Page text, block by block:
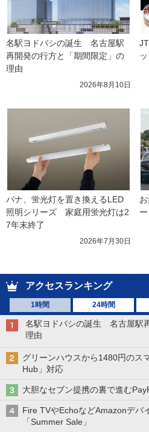
名駅ヨドバシの誕生　名古屋駅
再開発の行方と「期間限定」の
理由
2026年8月10日
パナ、蛍光灯を置き換えるLED
照明シリーズ　家庭用蛍光灯は2
7年末終了
2026年7月30日
アクセスランキング
1時間 24時間
名駅ヨドバシの誕生 名古屋駅
理由
グリーンハウスから1480円の
Hub」対応
大胆なセブン提携の裏で進む
Fire TVやEchoなどAmazonデ
「Summer Sale」